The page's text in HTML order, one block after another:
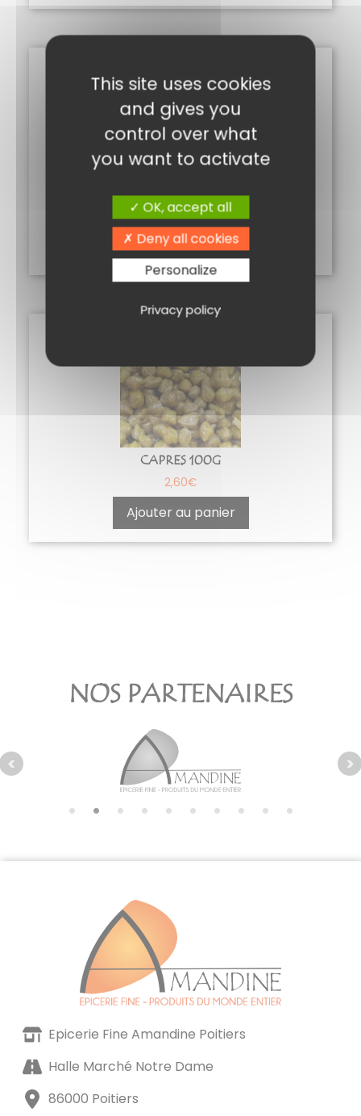
CHAMPIGNONS MARINÉS 100G
2,50€
Ajouter au panier
CAPRES 100G
2,60€
Ajouter au panier
NOS PARTENAIRES
Epicerie Fine Amandine Poitiers
Halle Marché Notre Dame
86000 Poitiers
This site uses cookies
and gives you
control over what
you want to activate
OK, accept all
Deny all cookies
Personalize
Privacy policy